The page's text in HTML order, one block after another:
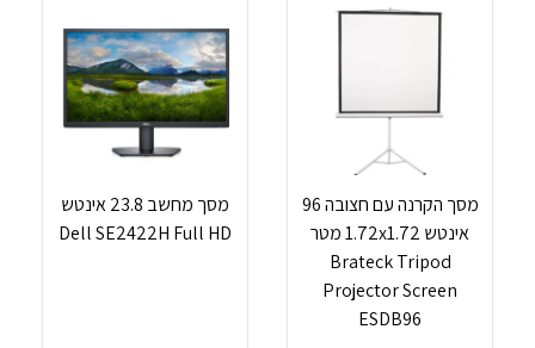
מסך הקרנה עם חצובה 96
אינטש 1.72x1.72 מטר
Brateck Tripod
Projector Screen
ESDB96
מסך מחשב ‏23.8 ‏אינטש
Dell SE2422H Full HD